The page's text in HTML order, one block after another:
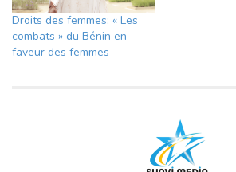
Droits des femmes: « Les
combats » du Bénin en
faveur des femmes